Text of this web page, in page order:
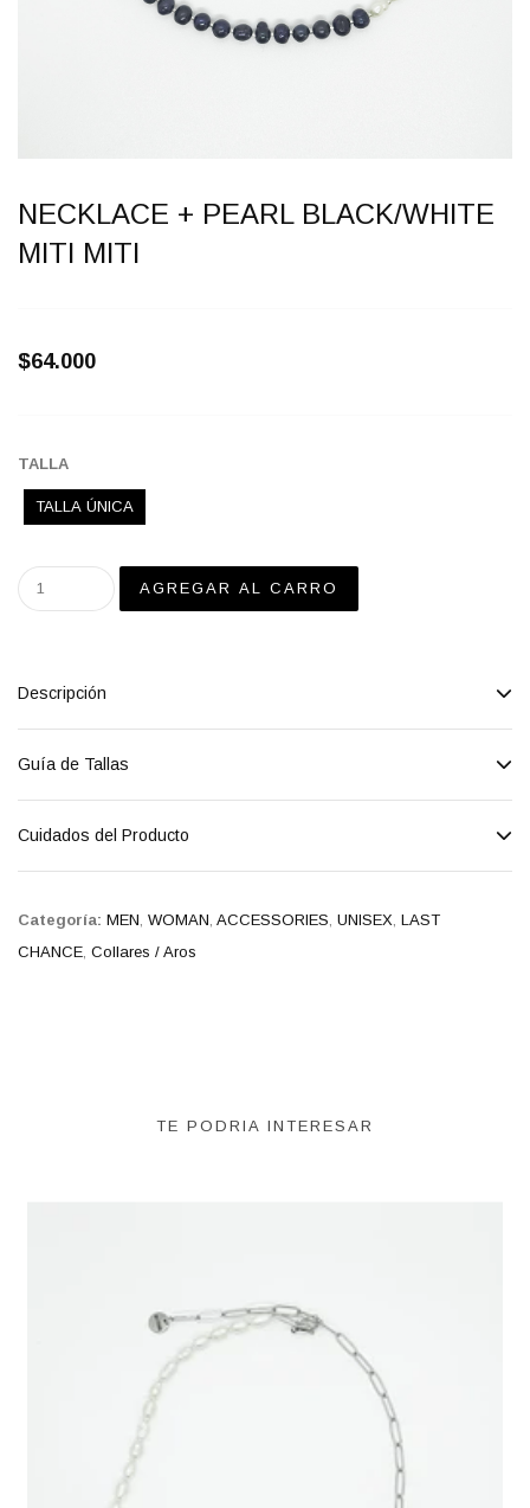
NECKLACE + PEARL BLACK/WHITE
MITI MITI
$64.000
TALLA
TALLA ÚNICA
Descripción
Guía de Tallas
Cuidados del Producto
Categoría: MEN WOMAN ACCESSORIES UNISEX LAST
CHANCE Collares / Aros
TE PODRIA INTERESAR